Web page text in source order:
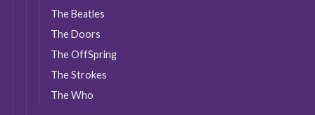
The Beatles
The Doors
The OffSpring
The Strokes
The Who